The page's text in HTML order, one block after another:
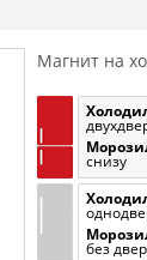
Магнит на
снизу
без